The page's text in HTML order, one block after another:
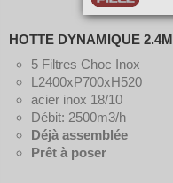
HOTTE DYNAMIQUE 2.4M
5 Filtres Choc Inox
L2400xP700xH520
acier inox 18/10
Débit: 2500m3/h
Déjà assemblée
Prêt à poser